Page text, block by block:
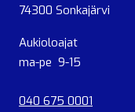
74300 Sonkajärvi
Aukioloajat
ma-pe 9-15
040 675 0001